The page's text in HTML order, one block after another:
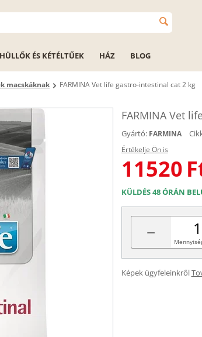
HÜLLŐK ÉS KÉTÉLTŰEK HÁZ BLOG
macskáknak FARMINA Vet life gastro-intestinal cat 2 kg
FARMINA Vet
Gyártó: FARMINA
Értékelje Ön is
11520
KÜLDÉS 48 ÓRÁN
−
Képek ügyfeleinkről